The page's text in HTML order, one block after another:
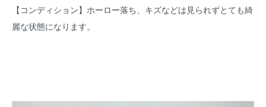
【コンディション】ホーロー落ち、キズなどは見られずとても綺
麗な状態になります。